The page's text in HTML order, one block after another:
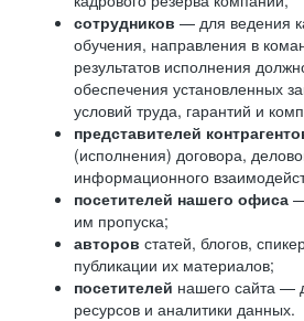
сотрудников — для ведения
обучения, направления в
результатов исполнения
обеспечения установленных
условий труда, гарантий и
представителей
(исполнения) договора,
информационного
посетителей нашего офиса
им пропуска;
авторов статей, блогов,
публикации их материалов;
посетителей нашего сайта —
ресурсов и аналитики данных.